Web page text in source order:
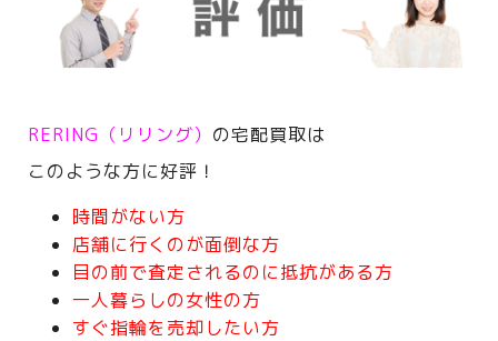
RERING（リリング） の宅配買取は
このような方に好評！
時間がない方
店舗に行くのが面倒な方
目の前で査定されるのに抵抗がある方
一人暮らしの女性の方
すぐ指輪を売却したい方